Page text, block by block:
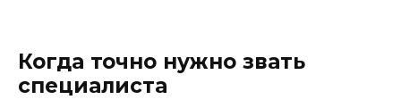
Когда точно нужно звать
специалиста